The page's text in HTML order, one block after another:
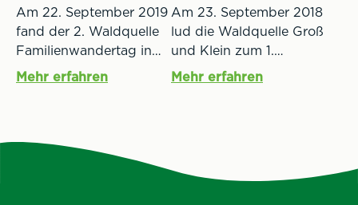
unserer Einladung nach
Kobersdorf.
Am 22. September 2019
fand der 2. Waldquelle
Familienwandertag in
der Heimat der
Start um 9 Uhr morgens
war von herrlichem
Mehr erfahren
Am 23. September 2018
lud die Waldquelle Groß
und Klein zum 1.
Familienwandertag in
Sonntagvormittag beim
Mehr erfahren